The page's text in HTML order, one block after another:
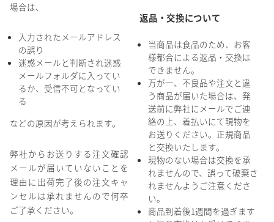
場合は、
入力されたメールアドレス
の誤り
迷惑メールと判断され迷惑
メールフォルダに入ってい
るか、受信不可となってい
る
などの原因が考えられます。
弊社からお送りする注文確認
メールが届いていないことを
理由に出荷完了後の注文キャ
ンセルは承れませんので何卒
ご了承ください。
返品・交換について
当商品は食品のため、お客
様都合による返品・交換は
できません。
万が一、不良品や注文と違
う商品が届いた場合は、発
送前に弊社にメールでご連
絡の上、着払いにて現物を
お送りください。正規商品
と交換いたします。
現物のない場合は交換を承
れませんので、誤って破棄さ
れませんようご注意くださ
い。
商品到着後1週間を過ぎます